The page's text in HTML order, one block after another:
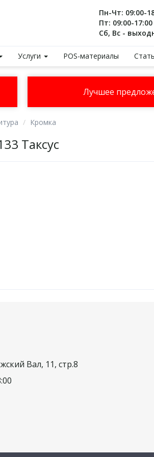
Пн-Чт: 09:00-
Пт: 09:00-17:00
Сб, Вс -
Услуги POS-материалы
Лучшее
Кромка
Таксус
Вал, 11, стр.8